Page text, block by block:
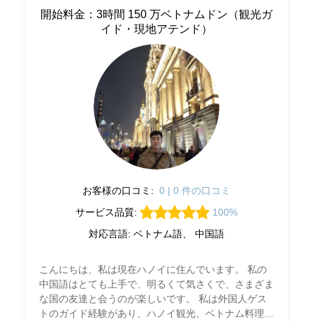
開始料金：3時間 150 万ベトナムドン（観光ガ
イド・現地アテンド）
お客様の口コミ: 0 | 0 件の口コミ
サービス品質:
100%
対応言語: ベトナム語、 中国語
こんにちは、私は現在ハノイに住んでいます。 私の
中国語はとても上手で、明るくて気さくで、さまざま
な国の友達と会うのが楽しいです。 私は外国人ゲス
トのガイド経験があり、ハノイ観光、ベトナム料理、